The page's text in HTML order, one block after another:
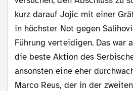
kurz darauf Jojic mit einer
in höchster Not gegen
Führung verteidigen. Das war
die beste Aktion des
ansonsten eine eher
Marco Reus, der in der